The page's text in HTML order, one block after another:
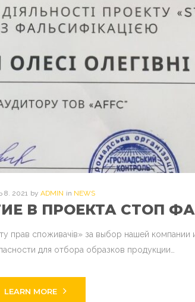
8. 2021 by ADMIN in NEWS
В ПРОЕКТА СТОП
споживачів» за выбор нашей компании
для отбора образков продукции…
LEARN MORE